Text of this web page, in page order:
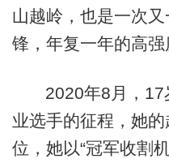
山越岭，也是一次
锋，年复一年的高强
2020年8月，
业选手的征程，她
位，她以“冠军收割